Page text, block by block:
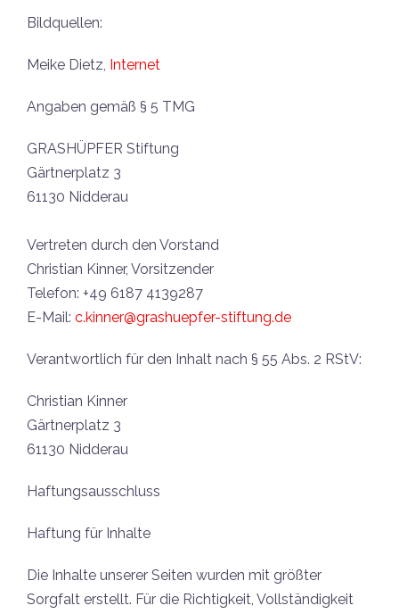
Bildquellen:
Meike Dietz, Internet
Angaben gemäß § 5 TMG
GRASHÜPFER Stiftung
Gärtnerplatz 3
61130 Nidderau
Vertreten durch den Vorstand
Christian Kinner, Vorsitzender
Telefon: +49 6187 4139287
E-Mail: c.kinner@grashuepfer-stiftung.de
Verantwortlich für den Inhalt nach § 55 Abs. 2 RStV:
Christian Kinner
Gärtnerplatz 3
61130 Nidderau
Haftungsausschluss
Haftung für Inhalte
Die Inhalte unserer Seiten wurden mit größter
Sorgfalt erstellt. Für die Richtigkeit, Vollständigkeit